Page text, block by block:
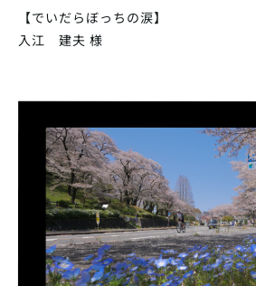
【でいだらぼっちの涙】
入江 建夫 様